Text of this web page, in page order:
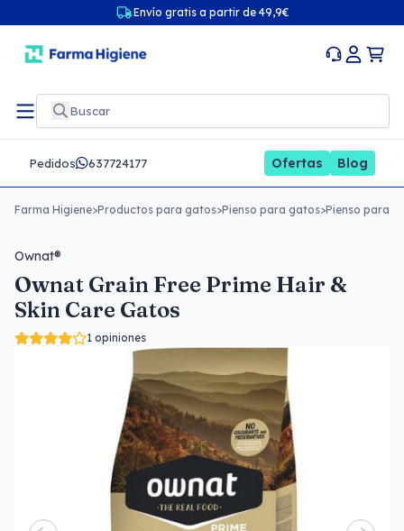
Envío gratis a partir de 49,9€
Pedidos 637724177 Ofertas Blog
Farma Higiene>Productos para gatos>Pienso para gatos>Pienso para
Ownat®
Ownat Grain Free Prime Hair &
Skin Care Gatos
1 opiniones